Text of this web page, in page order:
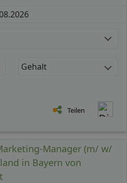
Gehalt
Teilen
Manager (m/ w/
in Bayern von